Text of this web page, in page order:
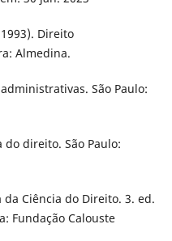
Direito
Almedina.
São Paulo:
do direito. São Paulo:
Ciência do Direito. 3. ed.
Fundação Calouste